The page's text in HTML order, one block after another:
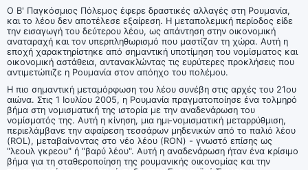
Ο Β' Παγκόσμιος Πόλεμος έφερε δραστικές αλλαγές στη Ρουμανία,
και το λέου δεν αποτέλεσε εξαίρεση. Η μεταπολεμική περίοδος είδε
την εισαγωγή του δεύτερου λέου, ως απάντηση στην οικονομική
αναταραχή και τον υπερπληθωρισμό που μαστίζαν τη χώρα. Αυτή η
εποχή χαρακτηρίστηκε από σημαντική υποτίμηση του νομίσματος και
οικονομική αστάθεια, αντανακλώντας τις ευρύτερες προκλήσεις που
αντιμετώπιζε η Ρουμανία στον απόηχο του πολέμου.
Η πιο σημαντική μεταμόρφωση του λέου συνέβη στις αρχές του 21ου
αιώνα. Στις 1 Ιουλίου 2005, η Ρουμανία πραγματοποίησε ένα τολμηρό
βήμα στη νομισματική της ιστορία με την αναδενάρωση του
νομίσματός της. Αυτή η κίνηση, μια ημι-νομισματική μεταρρύθμιση,
περιελάμβανε την αφαίρεση τεσσάρων μηδενικών από το παλιό λέου
(ROL), μεταβαίνοντας στο νέο λέου (RON) - γνωστό επίσης ως
"λεουλ γκρεου" ή "βαρύ λέου". Αυτή η αναδενάρωση ήταν ένα κρίσιμο
βήμα για τη σταθεροποίηση της ρουμανικής οικονομίας και την